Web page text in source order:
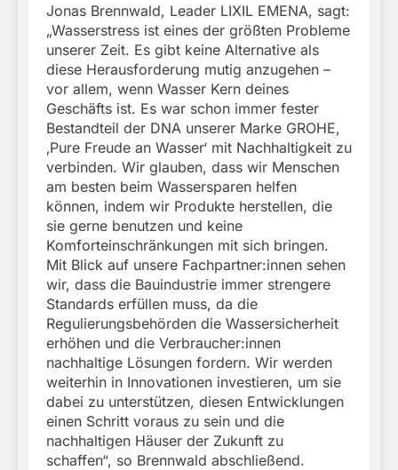
Jonas Brennwald, Leader LIXIL EMENA, sagt:
„Wasserstress ist eines der größten Probleme
unserer Zeit. Es gibt keine Alternative als
diese Herausforderung mutig anzugehen –
vor allem, wenn Wasser Kern deines
Geschäfts ist. Es war schon immer fester
Bestandteil der DNA unserer Marke GROHE,
‚Pure Freude an Wasser‘ mit Nachhaltigkeit zu
verbinden. Wir glauben, dass wir Menschen
am besten beim Wassersparen helfen
können, indem wir Produkte herstellen, die
sie gerne benutzen und keine
Komforteinschränkungen mit sich bringen.
Mit Blick auf unsere Fachpartner:innen sehen
wir, dass die Bauindustrie immer strengere
Standards erfüllen muss, da die
Regulierungsbehörden die Wassersicherheit
erhöhen und die Verbraucher:innen
nachhaltige Lösungen fordern. Wir werden
weiterhin in Innovationen investieren, um sie
dabei zu unterstützen, diesen Entwicklungen
einen Schritt voraus zu sein und die
nachhaltigen Häuser der Zukunft zu
schaffen“, so Brennwald abschließend.